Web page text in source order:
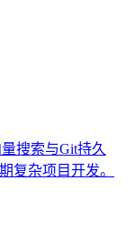
搜索与Git持久
复杂项目开发。